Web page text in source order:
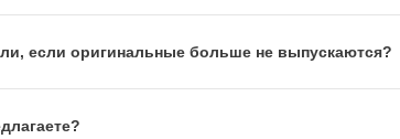
если оригинальные больше не выпускаются?